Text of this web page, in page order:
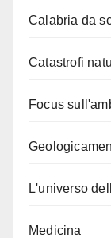
Calabria da
Catastrofi
Focus
L'universo
Medicina